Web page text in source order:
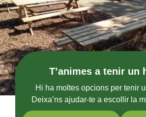
T’animes a tenir un
Hi ha moltes opcions per tenir
Deixa’ns ajudar-te a escollir la